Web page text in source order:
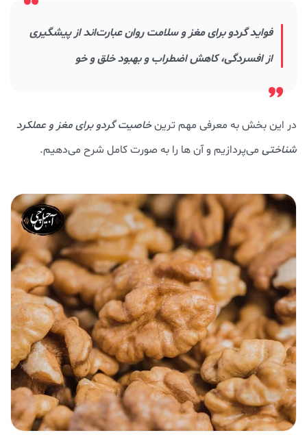
فواید گردو برای مغز و سلامت روان عبارت‌اند از پیشگیری
از افسردگی، کاهش اضطراب و بهبود خلق و خو
در این بخش به معرفی مهم ترینخاصیتگردو برای مغز و عملکرد
شناختی می‌پردازیم و آن ها را به صورت کامل شرح می‌دهیم.